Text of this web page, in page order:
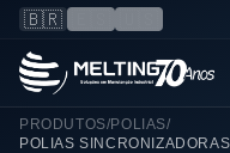
🇧🇷
PRODUTOS/POLIAS/
POLIAS